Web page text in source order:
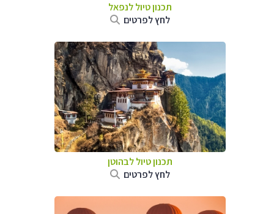
תכנון טיול לנפאל
לחץ לפרטים
תכנון טיול לבהוטן
לחץ לפרטים